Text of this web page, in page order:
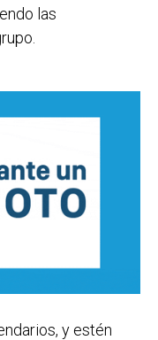
las
y estén